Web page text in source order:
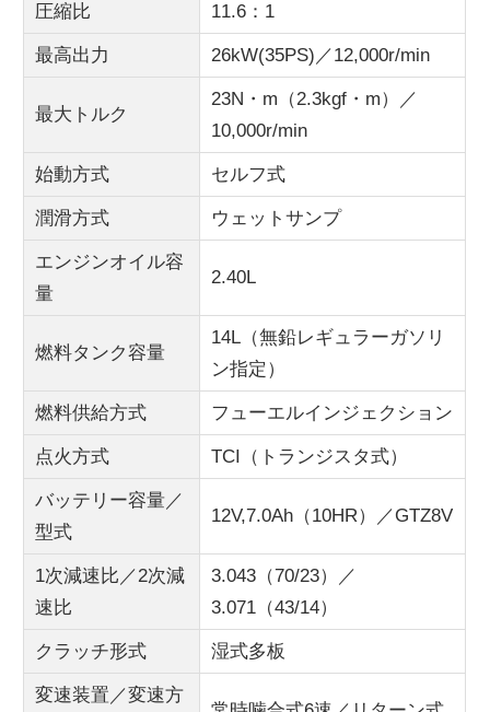
圧縮比 11.6：1
最高出力 26kW(35PS)／12,000r/min
最大トルク
23N・m（2.3kgf・m）／
10,000r/min
始動方式 セルフ式
潤滑方式 ウェットサンプ
エンジンオイル容
量
2.40L
燃料タンク容量
14L（無鉛レギュラーガソリ
ン指定）
燃料供給方式 フューエルインジェクション
点火方式 TCI（トランジスタ式）
バッテリー容量／
型式
12V,7.0Ah（10HR）／GTZ8V
1次減速比／2次減
速比
3.043（70/23）／
3.071（43/14）
クラッチ形式 湿式多板
変速装置／変速方